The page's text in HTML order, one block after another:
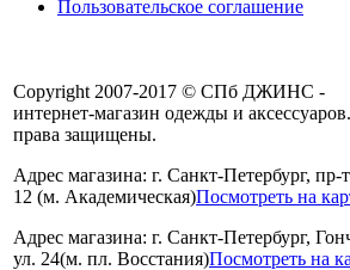
Пользовательское соглашение
Copyright 2007-2017 © СПб ДЖИНС -
интернет-магазин одежды и
права защищены.
Адрес магазина: г. Санкт-Петербург, пр-
12 (м. Академическая)Посмотреть на
Адрес магазина: г. Санкт-Петербург,
ул. 24(м. пл. Восстания)Посмотреть на